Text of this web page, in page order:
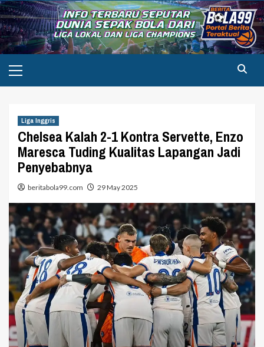
Skip
to
content
Menu
Liga Inggris
Chelsea Kalah 2-1 Kontra Servette, Enzo
Maresca Tuding Kualitas Lapangan Jadi
Penyebabnya
beritabola99.com 29 May 2025